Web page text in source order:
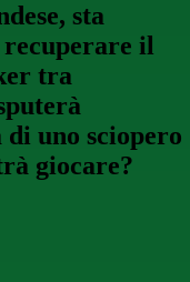
sta
recuperare il
tra
di uno sciopero
giocare?